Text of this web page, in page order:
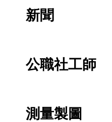
新聞
公職社工師
測量製圖